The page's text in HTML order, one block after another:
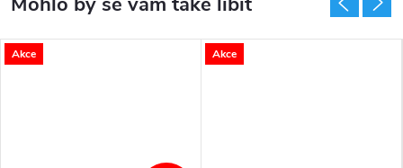
Akce Akce